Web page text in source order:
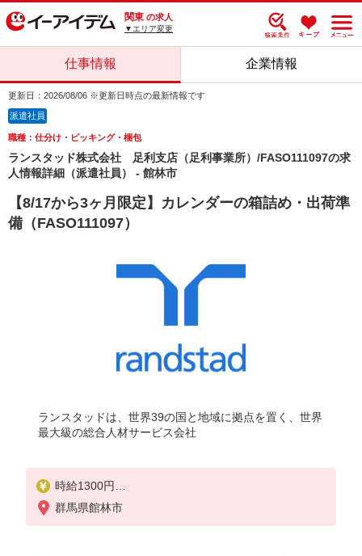
関東 の求人
▼エリア変更
仕事情報 企業情報
更新日：2026/08/06 ※更新日時点の最新情報です
派遣社員
職種：仕分け・ピッキング・梱包
ランスタッド株式会社 足利支店（足利事業所）/FASO111097の求
人情報詳細（派遣社員） - 館林市
【8/17から3ヶ月限定】カレンダーの箱詰め・出荷準
備（FASO111097）
ランスタッドは、世界39の国と地域に拠点を置く、世界
最大級の総合人材サービス会社
時給1300円
月収例：218400円＝1300円×8時間×21日勤務の場合
＋残業代、交通費別途支給
群馬県館林市